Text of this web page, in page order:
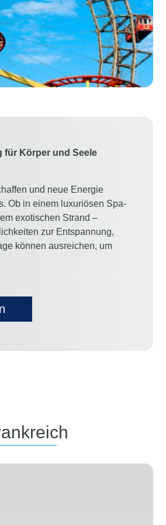
für Körper und Seele
und neue Energie
Ob in einem luxuriösen Spa-
exotischen Strand –
zur Entspannung,
können ausreichen, um